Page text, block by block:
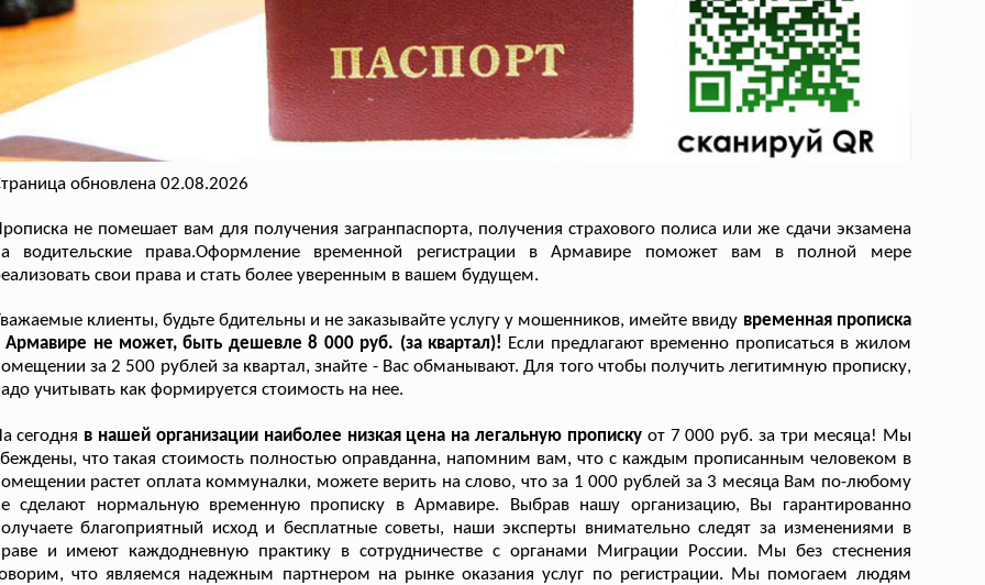
обновлена 02.08.2026
не помешает вам для получения загранпаспорта, получения страхового полиса или же сдачи экзамена
водительские права.Оформление временной регистрации в Армавире поможет вам в полной мере
свои права и стать более уверенным в вашем будущем.
клиенты, будьте бдительны и не заказывайте услугу у мошенников, имейте ввиду временная прописка
Армавире не может, быть дешевле 8 000 руб. (за квартал)! Если предлагают временно прописаться в жилом
за 2 500 рублей за квартал, знайте - Вас обманывают. Для того чтобы получить легитимную прописку,
учитывать как формируется стоимость на нее.
сегодня в нашей организации наиболее низкая цена на легальную прописку от 7 000 руб. за три месяца! Мы
что такая стоимость полностью оправданна, напомним вам, что с каждым прописанным человеком в
растет оплата коммуналки, можете верить на слово, что за 1 000 рублей за 3 месяца Вам по-любому
сделают нормальную временную прописку в Армавире. Выбрав нашу организацию, Вы гарантированно
благоприятный исход и бесплатные советы, наши эксперты внимательно следят за изменениями в
и имеют каждодневную практику в сотрудничестве с органами Миграции России. Мы без стеснения
что являемся надежным партнером на рынке оказания услуг по регистрации. Мы помогаем людям